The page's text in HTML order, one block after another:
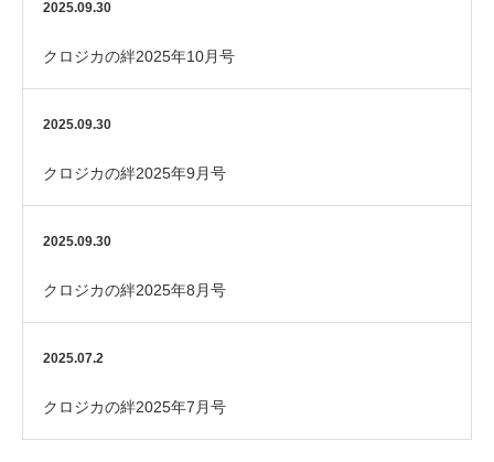
2025.09.30
クロジカの絆2025年10月号
2025.09.30
クロジカの絆2025年9月号
2025.09.30
クロジカの絆2025年8月号
2025.07.2
クロジカの絆2025年7月号